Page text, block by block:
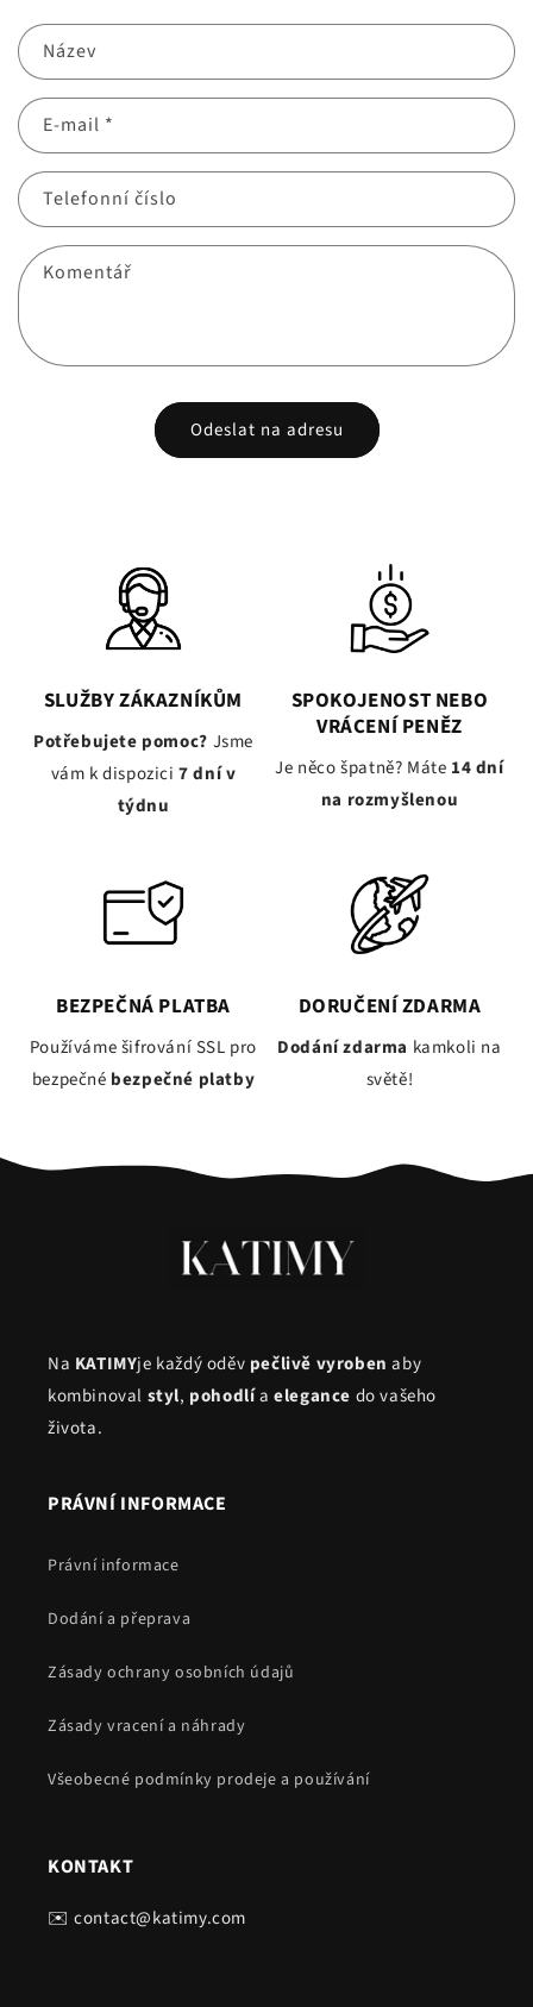
Název
E-mail *
Telefonní číslo
Komentář
Odeslat na adresu
SLUŽBY ZÁKAZNÍKŮM
Potřebujete pomoc? Jsme
vám k dispozici7 dní v
týdnu
SPOKOJENOST NEBO
VRÁCENÍ PENĚZ
Je něco špatně? Máte 14 dní
na rozmyšlenou
BEZPEČNÁ PLATBA
Používáme šifrování SSL pro
bezpečné bezpečné platby
DORUČENÍ ZDARMA
Dodání zdarma kamkoli na
světě!
Na KATIMYje každý oděv pečlivě vyroben aby
kombinoval styl, pohodlíaelegance do vašeho
života.
PRÁVNÍ INFORMACE
Právní informace
Dodání a přeprava
Zásady ochrany osobních údajů
Zásady vracení a náhrady
Všeobecné podmínky prodeje a používání
KONTAKT
✉️ contact@katimy.com